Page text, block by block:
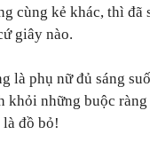
cùng kẻ khác, thì đã
giây nào.
là phụ nữ đủ sáng
khỏi những buộc
là đồ bỏ!